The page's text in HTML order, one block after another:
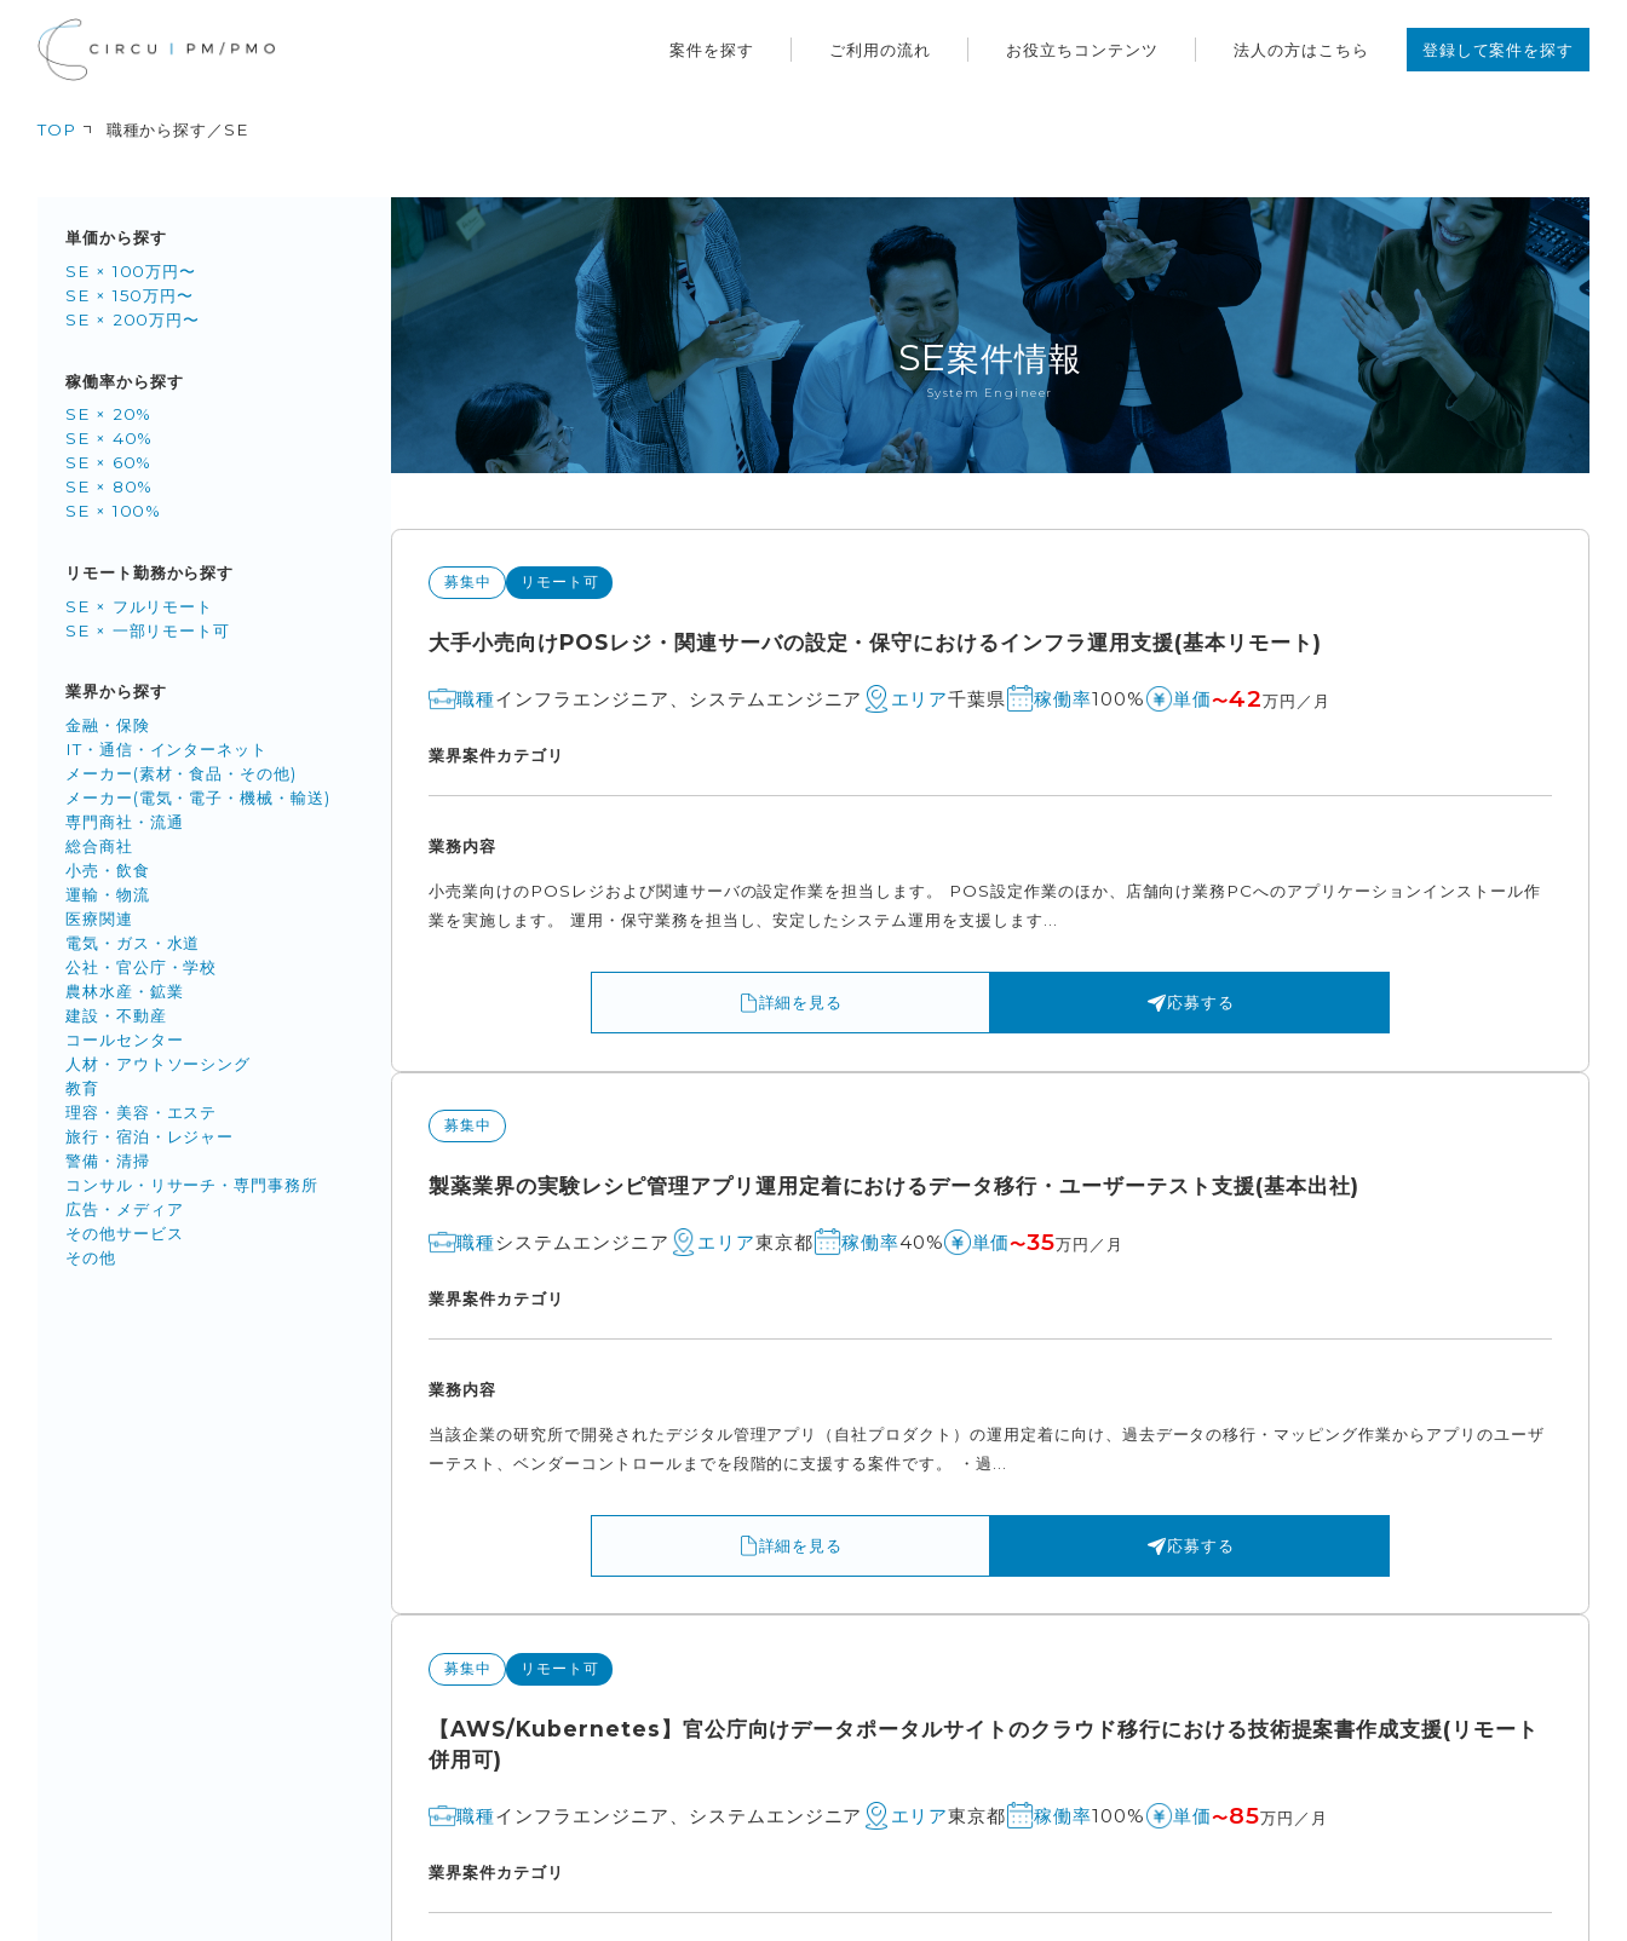
案件を探す ご利用の流れ お役立ちコンテンツ 法人の方はこちら 登録して案件を探す
TOP 職種から探す／SE
単価から探す
SE × 100万円〜
SE × 150万円〜
SE × 200万円〜
稼働率から探す
SE × 20%
SE × 40%
SE × 60%
SE × 80%
SE × 100%
リモート勤務から探す
SE × フルリモート
SE × 一部リモート可
業界から探す
金融・保険
IT・通信・インターネット
メーカー(素材・食品・その他)
メーカー(電気・電子・機械・輸送)
専門商社・流通
総合商社
小売・飲食
運輸・物流
医療関連
電気・ガス・水道
公社・官公庁・学校
農林水産・鉱業
建設・不動産
コールセンター
人材・アウトソーシング
教育
理容・美容・エステ
旅行・宿泊・レジャー
警備・清掃
コンサル・リサーチ・専門事務所
広告・メディア
その他サービス
その他
SE案件情報
System Engineer
募集中 リモート可
大手小売向けPOSレジ・関連サーバの設定・保守におけるインフラ運用支援(基本リモート)
職種インフラエンジニア、システムエンジニア エリア千葉県 稼働率100% 単価〜42万円／月
業界案件カテゴリ
業務内容
小売業向けのPOSレジおよび関連サーバの設定作業を担当します。 POS設定作業のほか、店舗向け業務PCへのアプリケーションインストール作
業を実施します。 運用・保守業務を担当し、安定したシステム運用を支援します...
詳細を見る 応募する
募集中
製薬業界の実験レシピ管理アプリ運用定着におけるデータ移行・ユーザーテスト支援(基本出社)
職種システムエンジニア エリア東京都 稼働率40% 単価〜35万円／月
業界案件カテゴリ
業務内容
当該企業の研究所で開発されたデジタル管理アプリ（自社プロダクト）の運用定着に向け、過去データの移行・マッピング作業からアプリのユーザ
ーテスト、ベンダーコントロールまでを段階的に支援する案件です。 ・過...
詳細を見る 応募する
募集中 リモート可
【AWS/Kubernetes】官公庁向けデータポータルサイトのクラウド移行における技術提案書作成支援(リモート
併用可)
職種インフラエンジニア、システムエンジニア エリア東京都 稼働率100% 単価〜85万円／月
業界案件カテゴリ